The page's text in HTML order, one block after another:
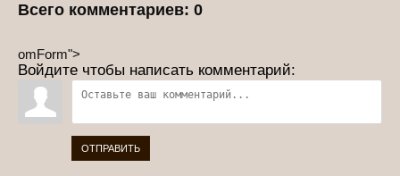
Всего комментариев: 0
omForm">
Войдите чтобы написать комментарий:
ОТПРАВИТЬ